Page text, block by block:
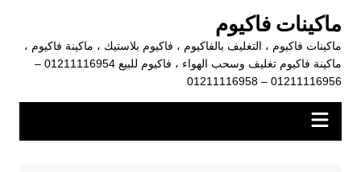
المحتوى
ماكينات فاكيوم
ماكينات فاكيوم ، التغليف بالفاكيوم ، فاكيوم بلاستيك ، ماكينة فاكيوم ،
ماكينة فاكيوم تغليف وسحب الهواء ، فاكيوم للبيع 01211116954 –
01211116956 – 01211116958